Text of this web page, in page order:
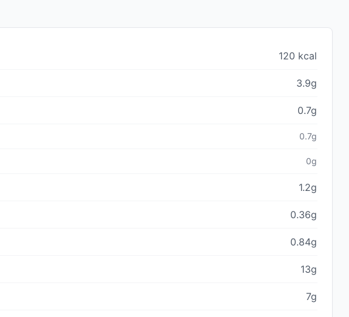
120 kcal
3.9g
0.7g
0.7g
0g
1.2g
0.36g
0.84g
13g
7g